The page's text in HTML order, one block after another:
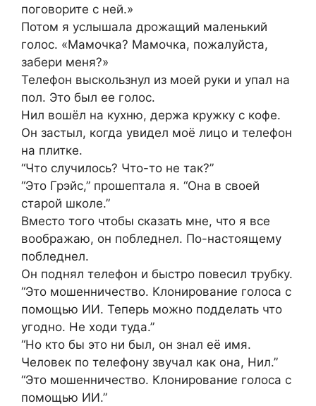
поговорите с ней.»
Потом я услышала дрожащий маленький
голос. «Мамочка? Мамочка, пожалуйста,
забери меня?»
Телефон выскользнул из моей руки и упал на
пол. Это был ее голос.
Нил вошёл на кухню, держа кружку с кофе.
Он застыл, когда увидел моё лицо и телефон
на плитке.
“Что случилось? Что-то не так?”
“Это Грэйс,” прошептала я. “Она в своей
старой школе.”
Вместо того чтобы сказать мне, что я все
воображаю, он побледнел. По-настоящему
побледнел.
Он поднял телефон и быстро повесил трубку.
“Это мошенничество. Клонирование голоса с
помощью ИИ. Теперь можно подделать что
угодно. Не ходи туда.”
“Но кто бы это ни был, он знал её имя.
Человек по телефону звучал как она, Нил.”
“Это мошенничество. Клонирование голоса с
помощью ИИ.”